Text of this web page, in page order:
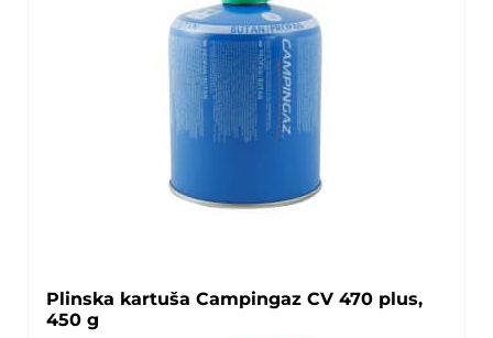
Plinska kartuša Campingaz CV 470 plus,
450 g